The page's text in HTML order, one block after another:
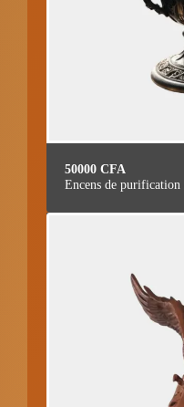
50000 CFA
Encens de purification